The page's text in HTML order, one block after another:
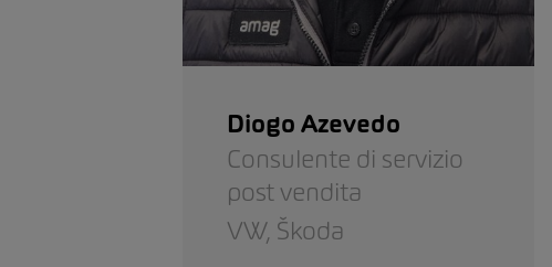
Diogo Azevedo
Consulente di servizio
post vendita
VW, Škoda